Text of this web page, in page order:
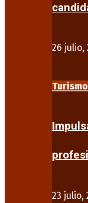
26 julio,
Turismo
23 julio,